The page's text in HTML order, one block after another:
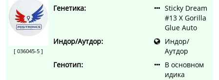
[ 036045-5 ]
Генетика:
Sticky Dream
#13 X Gorilla
Glue Auto
Индор/Аутдор:
Индор/
Аутдор
Генотип:
В основном
идика